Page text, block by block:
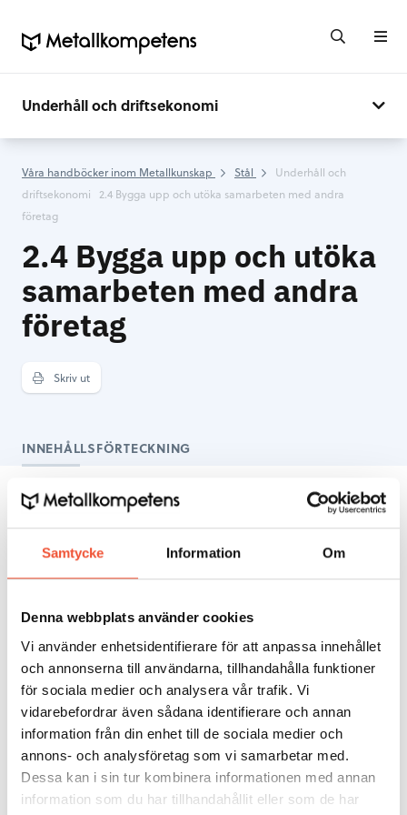
Samtycke Information Om
Denna webbplats använder cookies
Vi använder enhetsidentifierare för att anpassa innehållet
och annonserna till användarna, tillhandahålla funktioner
för sociala medier och analysera vår trafik. Vi
vidarebefordrar även sådana identifierare och annan
information från din enhet till de sociala medier och
annons- och analysföretag som vi samarbetar med.
Dessa kan i sin tur kombinera informationen med annan
information som du har tillhandahållit eller som de har
Underhåll och driftsekonomi
Våra handböcker inom Metallkunskap Stål
Underhåll och
driftsekonomi
2.4 Bygga upp och utöka samarbeten med andra
företag
2.4 Bygga upp och utöka
samarbeten med andra
företag
Skriv ut
INNEHÅLLSFÖRTECKNING
2.4.1 Bygga upp och utöka samarbeten med andra
med andra företag
Globaliseringen har medfört att flera spelare kommit
in på marknader som tidigare var nationella
spelplaner. Konkurrensen om kunderna har därmed
ökat. Vikten av att vara i världsklass för att klara sig i
konkurrensen får därmed inte underskattas. Inget
företag kan dock hålla världsklass inom alla de
teknologier och kompetensområden som krävs för
att slutprodukten eller kundupplevelsen ska hålla